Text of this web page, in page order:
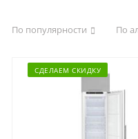
По популярности По
СДЕЛАЕМ СКИДКУ